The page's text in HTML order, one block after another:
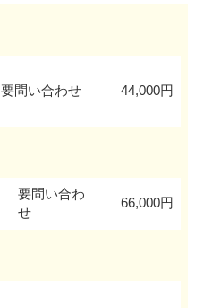
要問い合わせ 44,000円
要問い合わ
せ
66,000円